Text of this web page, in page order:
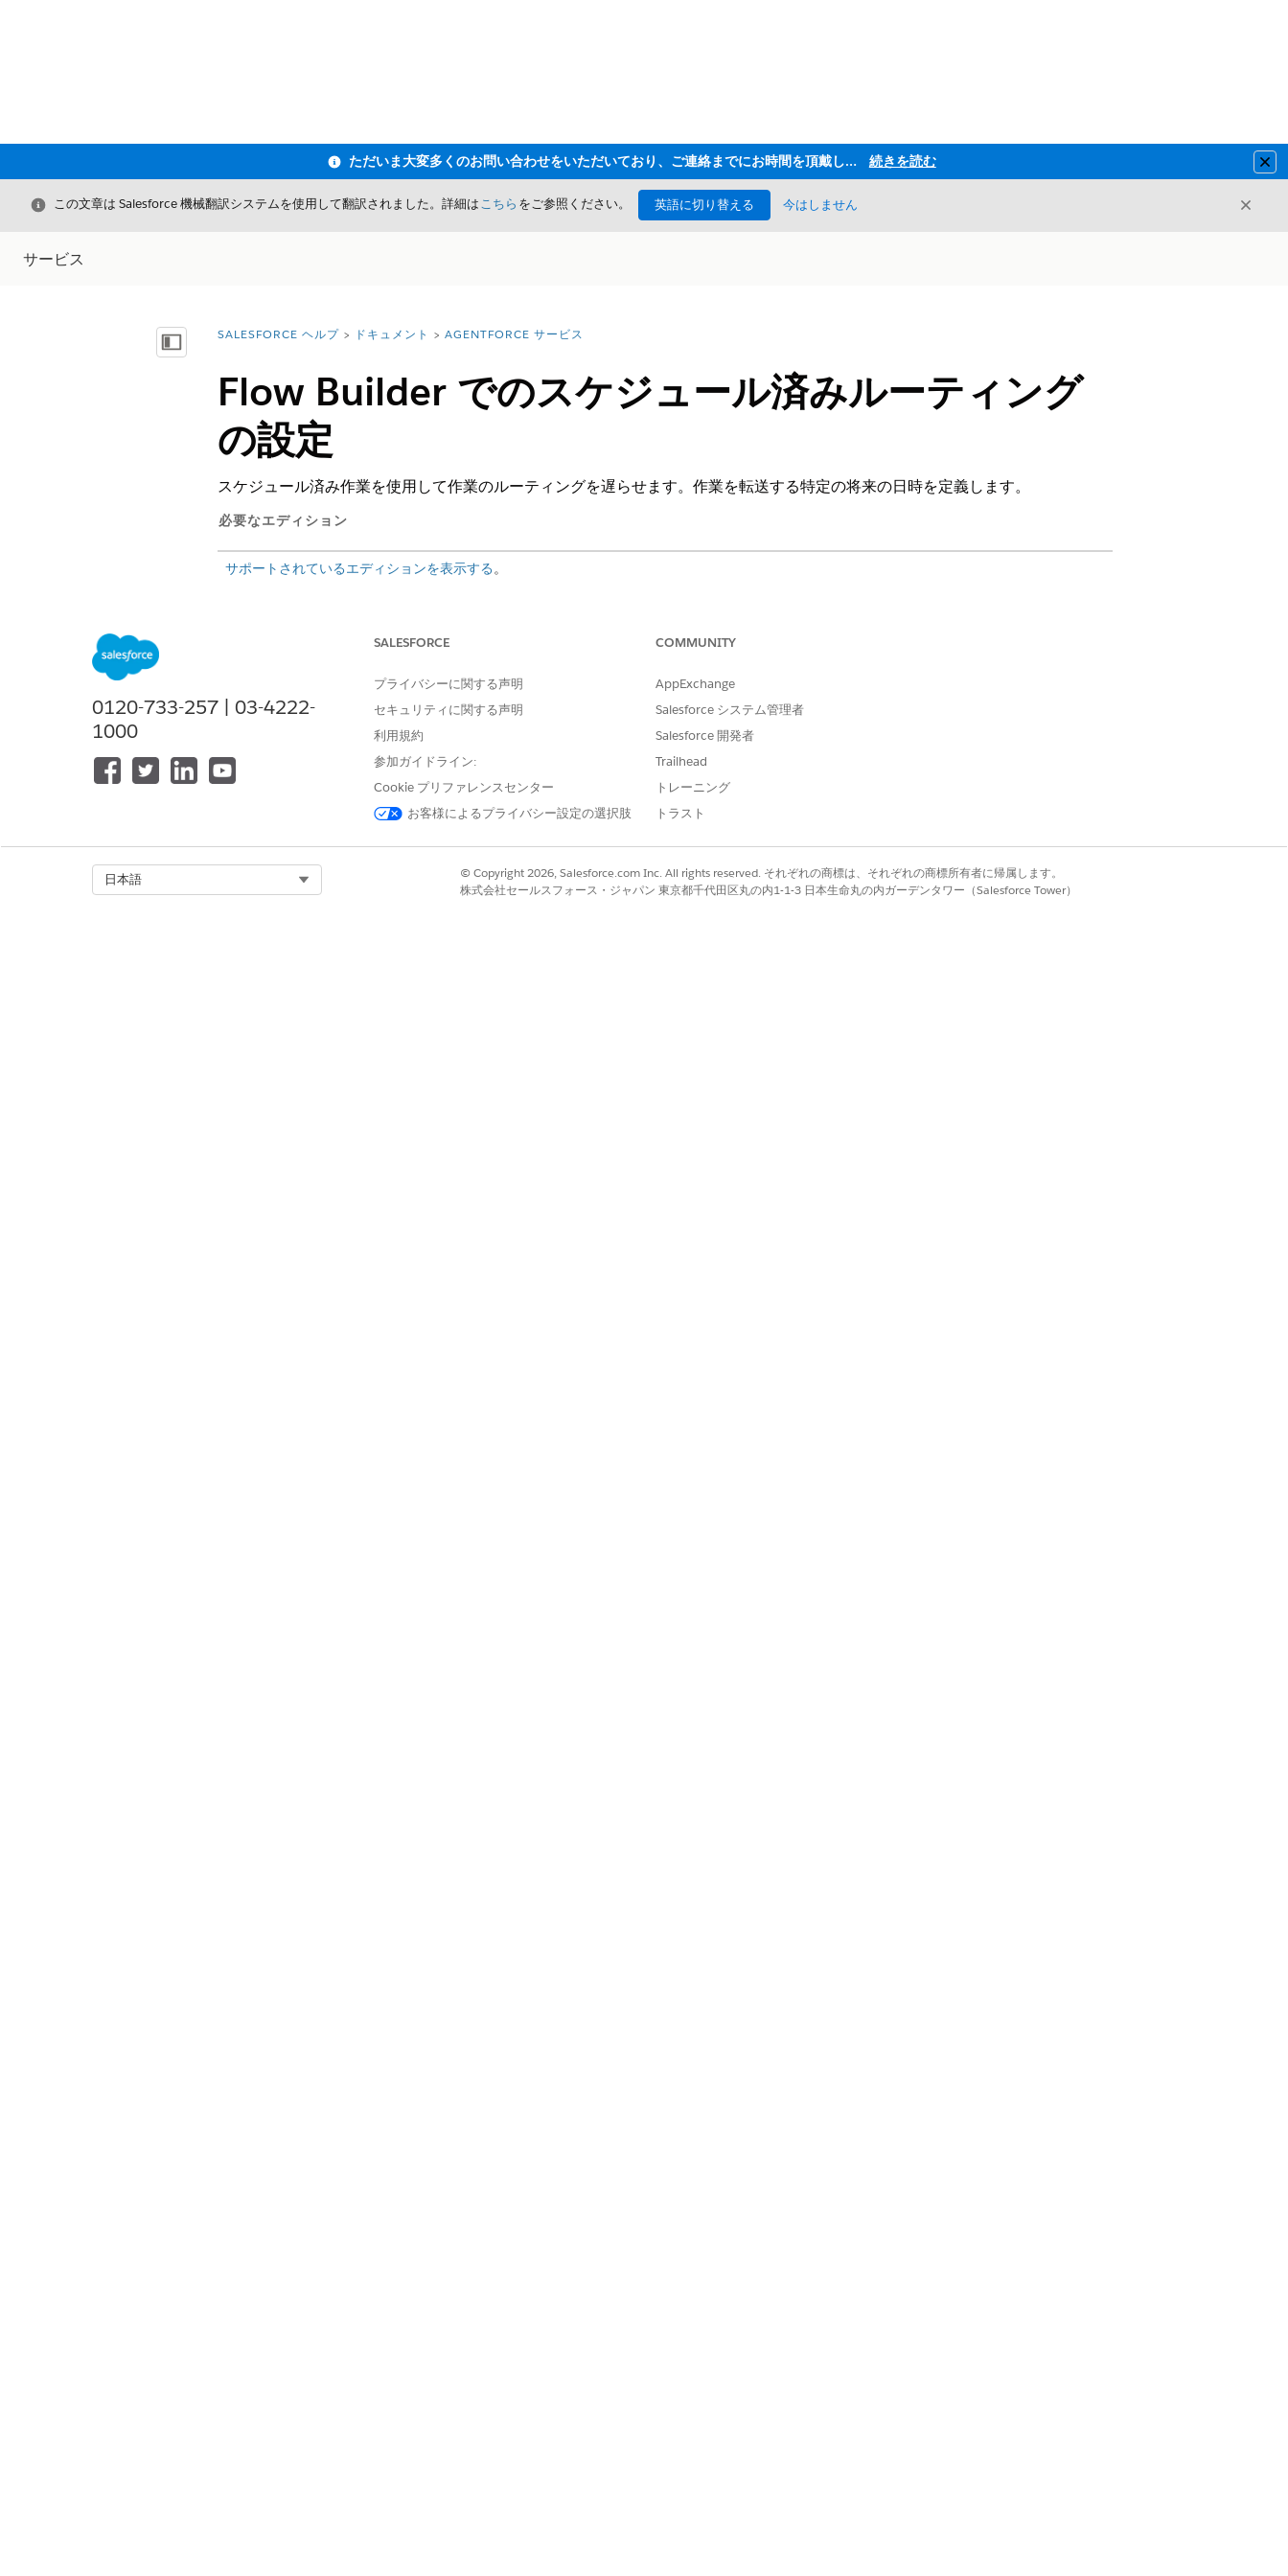
ただいま大変多くのお問い合わせをいただいており、ご連絡までにお時間を頂戴しております 続きを読む
閉じる
この文章は Salesforce 機械翻訳システムを使用して翻訳されました。詳細はこちら をご参照ください。 英語に切り替える 今はしません 閉じる
サービス
目次を表示詳細情報:
SALESFORCE ヘルプ ドキュメント AGENTFORCE サービス
Flow Builder でのスケジュール済みルーティング
の設定
スケジュール済み作業を使用して作業のルーティングを遅らせます。作業を転送する特定の将来の日時を定義します。
必要なエディション
サポートされているエディションを表示する。
Flow Builder でフローを開き、[作業を転送
] アクションを追加または編集します。
Set Additional Input Values(追加入力値の設定)] を展開し、ルーティング開始オプションを見つけます。
[Schedule work time routing (作業時間ルーティングをスケジュール)] チェックボックスをオンにします。[
Scheduled Date and Time
フローを保存して有効化します。フローが実行されると、scheduledDateTime 項目が入力された待機中のサービスルーティング (PSR) レコード
が作成されます。項目と値は、作成されたエージェント作業にも継承されます。
0120-733-257 | 03-4222-
1000
SALESFORCE
プライバシーに関する声明
セキュリティに関する声明
利用規約
参加ガイドライン:
Cookie プリファレンスセンター
お客様によるプライバシー設定の選択肢
COMMUNITY
AppExchange
Salesforce システム管理者
Salesforce 開発者
Trailhead
トレーニング
トラスト
日本語
© Copyright 2026, Salesforce.com Inc. All rights reserved. それぞれの商標は、それぞれの商標所有者に帰属します。
株式会社セールスフォース・ジャパン 東京都千代田区丸の内1-1-3 日本生命丸の内ガーデンタワー（Salesforce Tower）